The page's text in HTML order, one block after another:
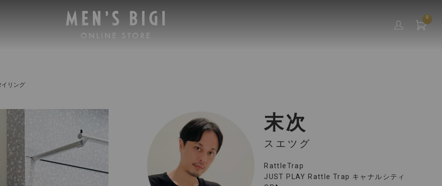
0
リング
末次
スエツグ
RattleTrap
JUST PLAY Rattle Trap キャナルシティ